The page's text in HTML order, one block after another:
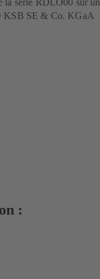
KSB SE & Co. KGaA
: